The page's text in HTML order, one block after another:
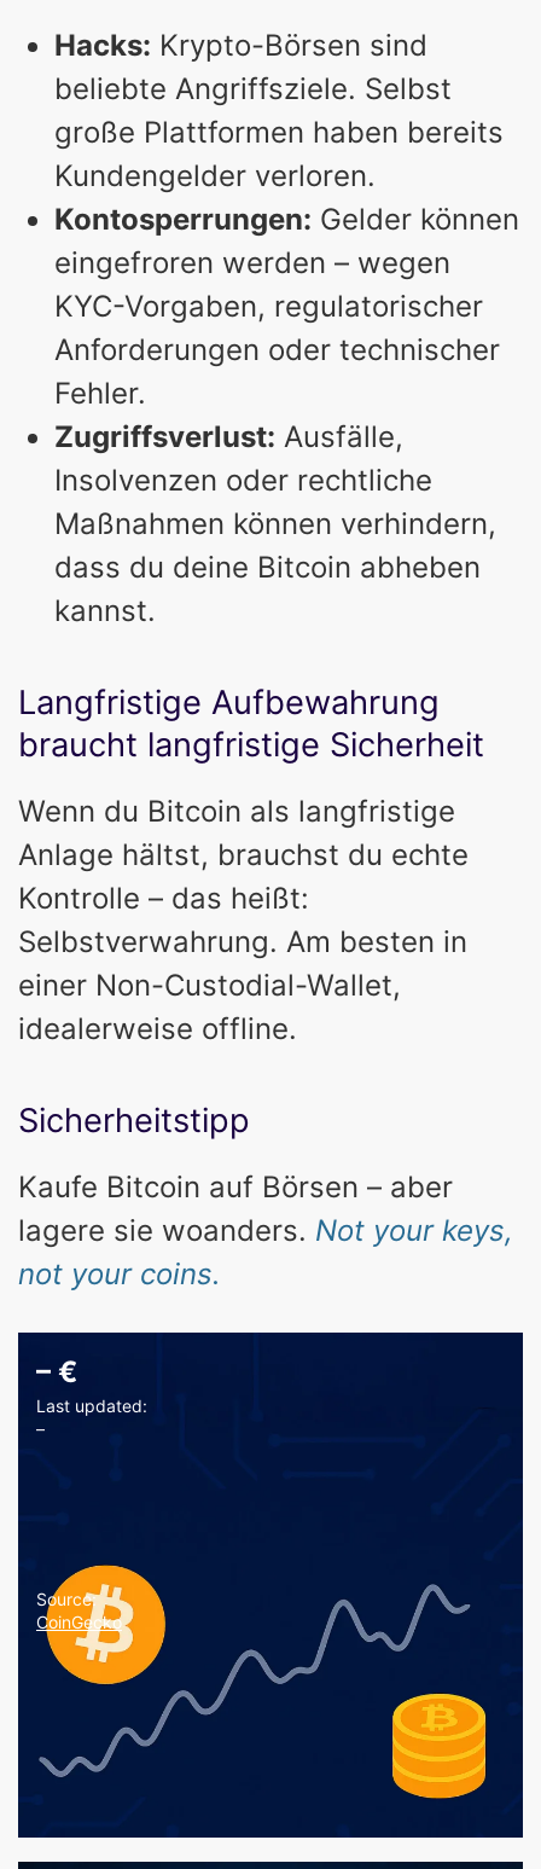
Hacks: Krypto-Börsen sind
beliebte Angriffsziele. Selbst
große Plattformen haben bereits
Kundengelder verloren.
Kontosperrungen: Gelder können
eingefroren werden – wegen
KYC-Vorgaben, regulatorischer
Anforderungen oder technischer
Fehler.
Zugriffsverlust: Ausfälle,
Insolvenzen oder rechtliche
Maßnahmen können verhindern,
dass du deine Bitcoin abheben
kannst.
Langfristige Aufbewahrung
braucht langfristige Sicherheit
Wenn du Bitcoin als langfristige
Anlage hältst, brauchst du echte
Kontrolle – das heißt:
Selbstverwahrung. Am besten in
einer Non-Custodial-Wallet,
idealerweise offline.
Sicherheitstipp
Kaufe Bitcoin auf Börsen – aber
lagere sie woanders. Not your keys,
not your coins.
– €
Last updated:
–
Source:
CoinGecko